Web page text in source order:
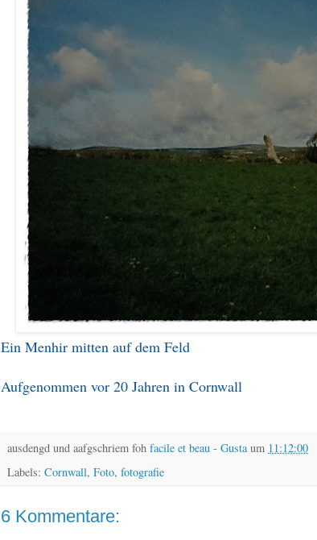
Ein Menhir mitten auf dem Feld
Aufgenommen vor 20 Jahren in Cornwall
ausdengd und aafgschriem foh facile et beau - Gusta um 11:12:00
Labels: Cornwall, Foto, fotografie
6 Kommentare: